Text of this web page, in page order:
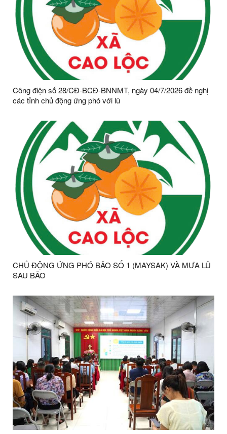
Công điện số 28/CĐ-BCĐ-BNNMT, ngày 04/7/2026 đề nghị
các tỉnh chủ động ứng phó với lũ
CHỦ ĐỘNG ỨNG PHÓ BÃO SỐ 1 (MAYSAK) VÀ MƯA LŨ
SAU BÃO